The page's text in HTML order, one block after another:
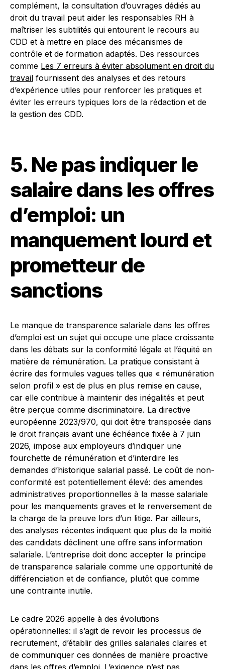
complément, la consultation d’ouvrages dédiés au
droit du travail peut aider les responsables RH à
maîtriser les subtilités qui entourent le recours au
CDD et à mettre en place des mécanismes de
contrôle et de formation adaptés. Des ressources
comme Les 7 erreurs à éviter absolument en droit du
travail fournissent des analyses et des retours
d’expérience utiles pour renforcer les pratiques et
éviter les erreurs typiques lors de la rédaction et de
la gestion des CDD.
5. Ne pas indiquer le
salaire dans les offres
d’emploi: un
manquement lourd et
prometteur de
sanctions
Le manque de transparence salariale dans les offres
d’emploi est un sujet qui occupe une place croissante
dans les débats sur la conformité légale et l’équité en
matière de rémunération. La pratique consistant à
écrire des formules vagues telles que « rémunération
selon profil » est de plus en plus remise en cause,
car elle contribue à maintenir des inégalités et peut
être perçue comme discriminatoire. La directive
européenne 2023/970, qui doit être transposée dans
le droit français avant une échéance fixée à 7 juin
2026, impose aux employeurs d’indiquer une
fourchette de rémunération et d’interdire les
demandes d’historique salarial passé. Le coût de non-
conformité est potentiellement élevé: des amendes
administratives proportionnelles à la masse salariale
pour les manquements graves et le renversement de
la charge de la preuve lors d’un litige. Par ailleurs,
des analyses récentes indiquent que plus de la moitié
des candidats déclinent une offre sans information
salariale. L’entreprise doit donc accepter le principe
de transparence salariale comme une opportunité de
différenciation et de confiance, plutôt que comme
une contrainte inutile.
Le cadre 2026 appelle à des évolutions
opérationnelles: il s’agit de revoir les processus de
recrutement, d’établir des grilles salariales claires et
de communiquer ces données de manière proactive
dans les offres d’emploi. L’exigence n’est pas